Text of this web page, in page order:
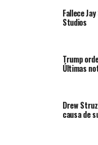
Fallece
Studios
Trump
Últimas
Drew
causa de